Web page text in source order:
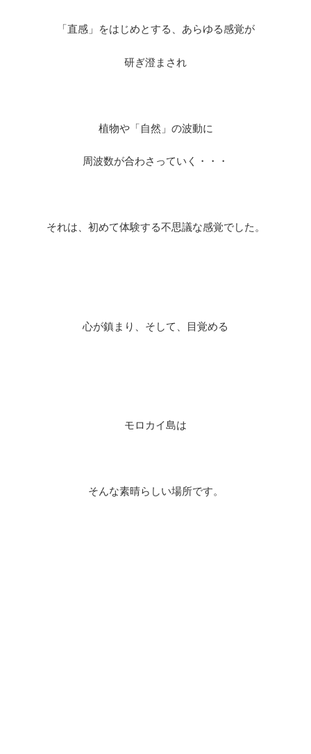
「直感」をはじめとする、あらゆる感覚が
研ぎ澄まされ
植物や「自然」の波動に
周波数が合わさっていく・・・
それは、初めて体験する不思議な感覚でした。
心が鎮まり、そして、目覚める
モロカイ島は
そんな素晴らしい場所です。